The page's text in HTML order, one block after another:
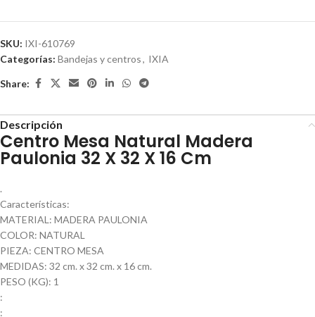
SKU: IXI-610769
Categorías: Bandejas y centros, IXIA
Share:
Descripción
Centro Mesa Natural Madera
Paulonia 32 X 32 X 16 Cm
.
Características:
MATERIAL: MADERA PAULONIA
COLOR: NATURAL
PIEZA: CENTRO MESA
MEDIDAS: 32 cm. x 32 cm. x 16 cm.
PESO (KG): 1
:
: